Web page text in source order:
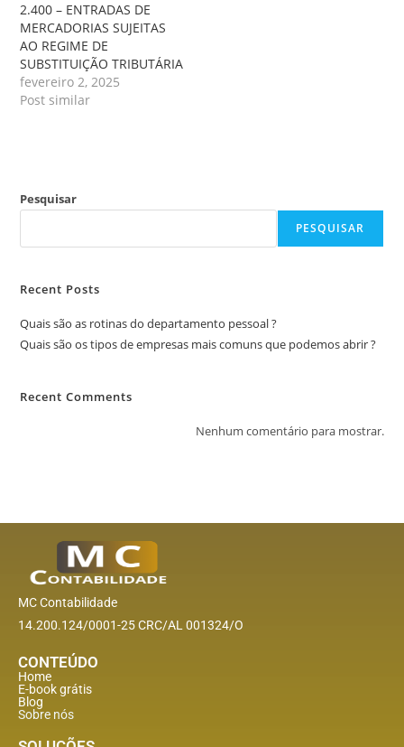
2.400 – ENTRADAS DE
MERCADORIAS SUJEITAS
AO REGIME DE
SUBSTITUIÇÃO TRIBUTÁRIA
fevereiro 2, 2025
Post similar
Pesquisar
PESQUISAR
Recent Posts
Quais são as rotinas do departamento pessoal ?
Quais são os tipos de empresas mais comuns que podemos abrir ?
Recent Comments
Nenhum comentário para mostrar.
MC Contabilidade
14.200.124/0001-25 CRC/AL 001324/O
CONTEÚDO
Home
E-book grátis
Blog
Sobre nós